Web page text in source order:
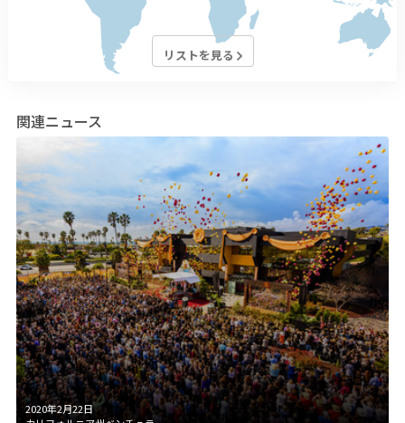
リストを見る
関連ニュース
2020年2月22日